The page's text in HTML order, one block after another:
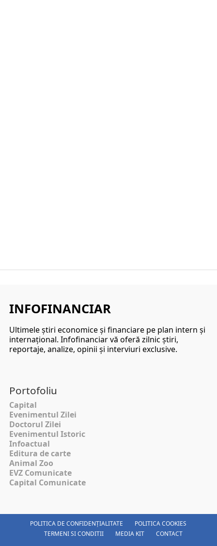
INFOFINANCIAR
Ultimele ştiri economice şi financiare pe plan intern şi
internaţional. Infofinanciar vă oferă zilnic ştiri,
reportaje, analize, opinii şi interviuri exclusive.
Portofoliu
Capital
Evenimentul Zilei
Doctorul Zilei
Evenimentul Istoric
Infoactual
Editura de carte
Animal Zoo
EVZ Comunicate
Capital Comunicate
POLITICA DE CONFIDENȚIALITATE
POLITICA COOKIES
TERMENI SI CONDITII
MEDIA KIT
CONTACT